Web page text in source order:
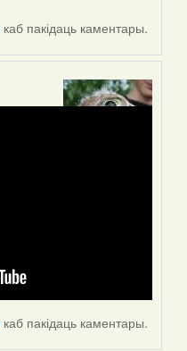
каб пакідаць каментары.
каб пакідаць каментары.